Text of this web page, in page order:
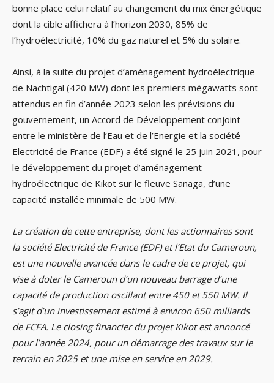
bonne place celui relatif au changement du mix énergétique
dont la cible affichera à l’horizon 2030, 85% de
l’hydroélectricité, 10% du gaz naturel et 5% du solaire.
Ainsi, à la suite du projet d’aménagement hydroélectrique
de Nachtigal (420 MW) dont les premiers mégawatts sont
attendus en fin d’année 2023 selon les prévisions du
gouvernement, un Accord de Développement conjoint
entre le ministère de l’Eau et de l’Energie et la société
Electricité de France (EDF) a été signé le 25 juin 2021, pour
le développement du projet d’aménagement
hydroélectrique de Kikot sur le fleuve Sanaga, d’une
capacité installée minimale de 500 MW.
La création de cette entreprise, dont les actionnaires sont
la société Electricité de France (EDF) et l’Etat du Cameroun,
est une nouvelle avancée dans le cadre de ce projet, qui
vise à doter le Cameroun d’un nouveau barrage d’une
capacité de production oscillant entre 450 et 550 MW. Il
s’agit d’un investissement estimé à environ 650 milliards
de FCFA. Le closing financier du projet Kikot est annoncé
pour l’année 2024, pour un démarrage des travaux sur le
terrain en 2025 et une mise en service en 2029.